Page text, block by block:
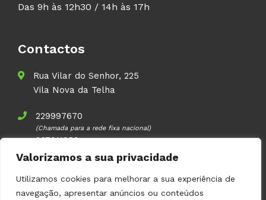
Valorizamos a sua privacidade
Utilizamos cookies para melhorar a sua experiência de
navegação, apresentar anúncios ou conteúdos
Das 9h às 12h30 / 14h às 17h
Contactos
Rua Vilar do Senhor, 225
Vila Nova da Telha
229997670
(Chamada para a rede fixa nacional)
937911083
(Chamada para a rede móvel nacional)
geral@volupal.pt